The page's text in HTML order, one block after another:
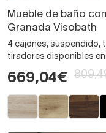
Mueble de baño
Granada Visobath
4 cajones, suspendido,
tiradores disponibles
669,04€